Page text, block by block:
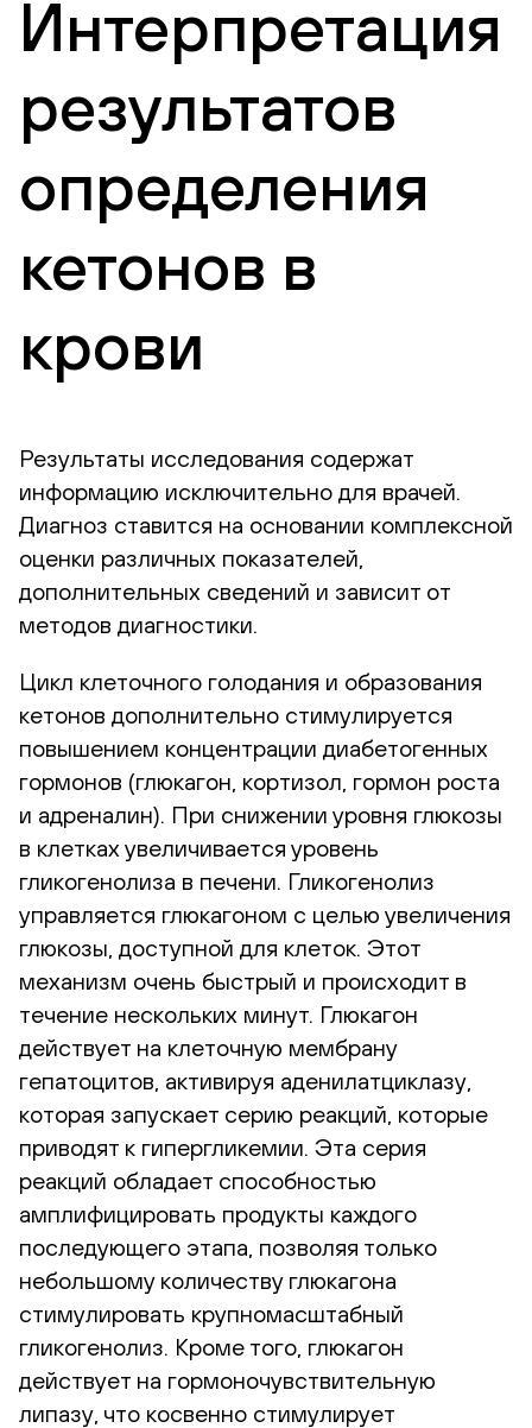
Интерпретация
результатов
определения
кетонов в
крови
Результаты исследования содержат
информацию исключительно для врачей.
Диагноз ставится на основании комплексной
оценки различных показателей,
дополнительных сведений и зависит от
методов диагностики.
Цикл клеточного голодания и образования
кетонов дополнительно стимулируется
повышением концентрации диабетогенных
гормонов (глюкагон, кортизол, гормон роста
и адреналин). При снижении уровня глюкозы
в клетках увеличивается уровень
гликогенолиза в печени. Гликогенолиз
управляется глюкагоном с целью увеличения
глюкозы, доступной для клеток. Этот
механизм очень быстрый и происходит в
течение нескольких минут. Глюкагон
действует на клеточную мембрану
гепатоцитов, активируя аденилатциклазу,
которая запускает серию реакций, которые
приводят к гипергликемии. Эта серия
реакций обладает способностью
амплифицировать продукты каждого
последующего этапа, позволяя только
небольшому количеству глюкагона
стимулировать крупномасштабный
гликогенолиз. Кроме того, глюкагон
действует на гормоночувствительную
липазу, что косвенно стимулирует